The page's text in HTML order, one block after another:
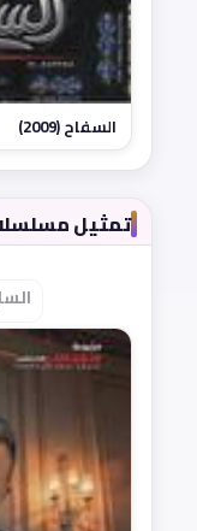
السفاح (2009)
تمثيل